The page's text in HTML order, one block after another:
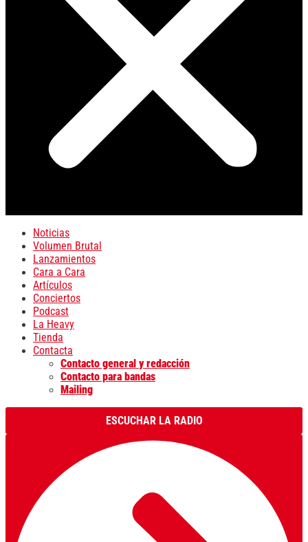
Noticias
Volumen Brutal
Lanzamientos
Cara a Cara
Artículos
Conciertos
Podcast
La Heavy
Tienda
Contacta
Contacto general y redacción
Contacto para bandas
Mailing
ESCUCHAR LA RADIO